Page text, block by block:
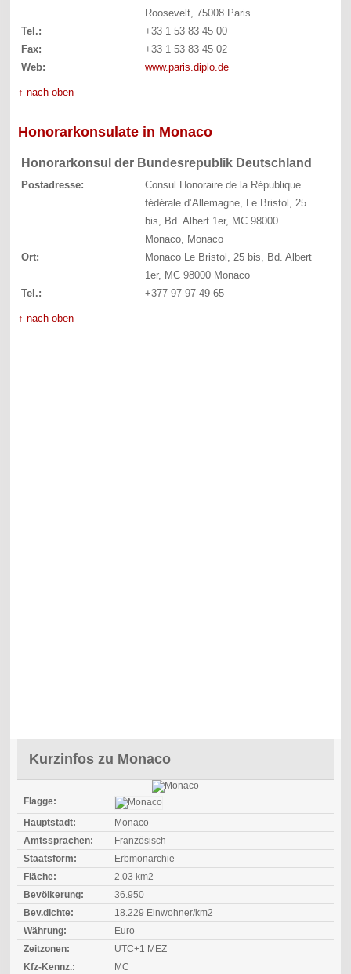
Roosevelt, 75008 Paris
Tel.:
+33 1 53 83 45 00
Fax:
+33 1 53 83 45 02
Web:
www.paris.diplo.de
↑ nach oben
Honorarkonsulate in Monaco
Honorarkonsul der Bundesrepublik Deutschland
Postadresse:
Consul Honoraire de la République
fédérale d’Allemagne, Le Bristol, 25
bis, Bd. Albert 1er, MC 98000
Monaco, Monaco
Ort:
Monaco Le Bristol, 25 bis, Bd. Albert
1er, MC 98000 Monaco
Tel.:
+377 97 97 49 65
↑ nach oben
Kurzinfos zu Monaco
Flagge:
Hauptstadt:
Monaco
Amtssprachen:
Französisch
Staatsform:
Erbmonarchie
Fläche:
2.03 km2
Bevölkerung:
36.950
Bev.dichte:
18.229 Einwohner/km2
Währung:
Euro
Zeitzonen:
UTC+1 MEZ
Kfz-Kennz.:
MC